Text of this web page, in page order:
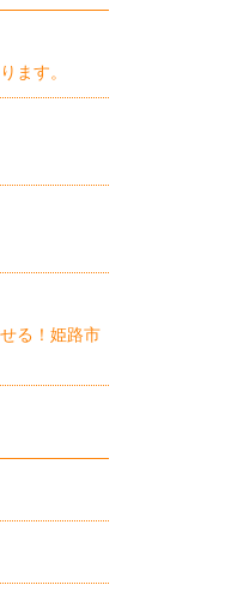
ます。
る！姫路市